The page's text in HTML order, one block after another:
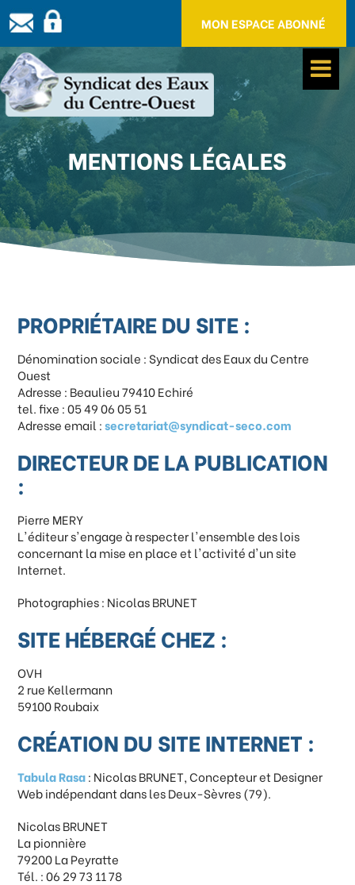
Panneau de gestion des cookies
MON ESPACE ABONNÉ
MENTIONS LÉGALES
PROPRIÉTAIRE DU SITE :
Dénomination sociale : Syndicat des Eaux du Centre
Ouest
Adresse : Beaulieu 79410 Echiré
tel. fixe : 05 49 06 05 51
Adresse email :secretariat@syndicat-seco.com
DIRECTEUR DE LA PUBLICATION
:
Pierre MERY
L'éditeur s'engage à respecter l'ensemble des lois
concernant la mise en place et l'activité d'un site
Internet.
Photographies : Nicolas BRUNET
SITE HÉBERGÉ CHEZ :
OVH
2 rue Kellermann
59100 Roubaix
CRÉATION DU SITE INTERNET :
Tabula Rasa: Nicolas BRUNET, Concepteur et Designer
Web indépendant dans les Deux-Sèvres (79).
Nicolas BRUNET
La pionnière
79200 La Peyratte
Tél. : 06 29 73 11 78